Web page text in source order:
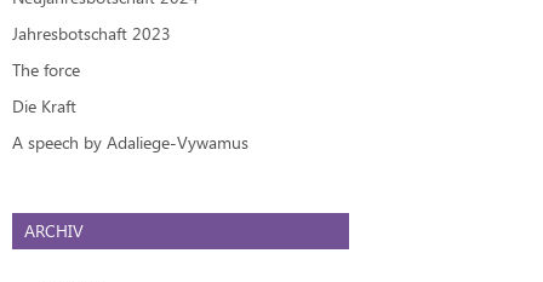
Jahresbotschaft 2023
The force
Die Kraft
A speech by Adaliege-Vywamus
ARCHIV